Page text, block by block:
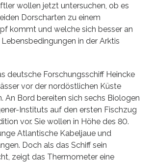
wollen jetzt untersuchen, ob es
Dorscharten zu einem
kommt und welche sich besser an
in der Arktis
deutsche Forschungsschiff Heincke
vor der nordöstlichen Küste
An Bord bereiten sich sechs Biologen
Instituts auf den ersten Fischzug
vor. Sie wollen in Höhe des 80.
Atlantische Kabeljaue und
Doch als das Schiff sein
zeigt das Thermometer eine